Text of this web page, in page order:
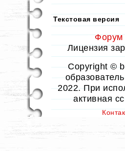
Текстовая версия
Форум
Лицензия
Copyright ©
2022. При
активная